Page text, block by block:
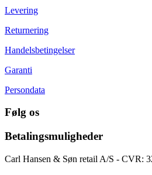
Levering
Returnering
Handelsbetingelser
Garanti
Persondata
Følg os
Betalingsmuligheder
Carl Hansen & Søn retail A/S - CVR: